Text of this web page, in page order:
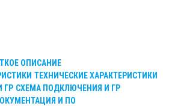
ОПИСАНИЕ
ТЕХНИЧЕСКИЕ ХАРАКТЕРИСТИКИ
ГР СХЕМА ПОДКЛЮЧЕНИЯ И ГР
И ПО